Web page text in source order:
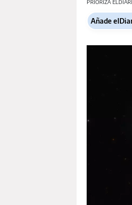
PRIORIZA
Añade